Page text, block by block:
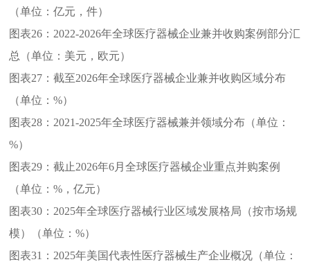
（单位：亿元，件）
图表26： 2022-2026年全球医疗器械企业兼并收购案例部分汇
总（单位：美元，欧元）
图表27：截至2026年全球医疗器械企业兼并收购区域分布
（单位：%）
图表28： 2021-2025年全球医疗器械兼并领域分布（单位：
%）
图表29：截止2026年6月全球医疗器械企业重点并购案例
（单位：%，亿元）
图表30： 2025年全球医疗器械行业区域发展格局（按市场规
模）（单位：%）
图表31： 2025年美国代表性医疗器械生产企业概况（单位：